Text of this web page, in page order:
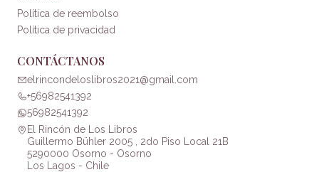
Política de reembolso
Política de privacidad
CONTÁCTANOS
elrincondeloslibros2021@gmail.com
+56982541392
56982541392
El Rincón de Los Libros
Guillermo Bühler 2005 , 2do Piso Local 21B
5290000 Osorno - Osorno
Los Lagos - Chile